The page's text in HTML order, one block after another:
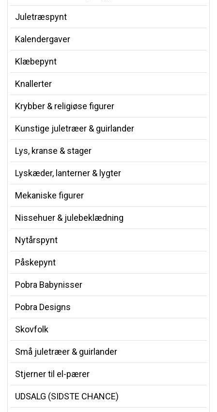
Juletræspynt
Kalendergaver
Klæbepynt
Knallerter
Krybber & religiøse figurer
Kunstige juletræer & guirlander
Lys, kranse & stager
Lyskæder, lanterner & lygter
Mekaniske figurer
Nissehuer & julebeklædning
Nytårspynt
Påskepynt
Pobra Babynisser
Pobra Designs
Skovfolk
Små juletræer & guirlander
Stjerner til el-pærer
UDSALG (SIDSTE CHANCE)